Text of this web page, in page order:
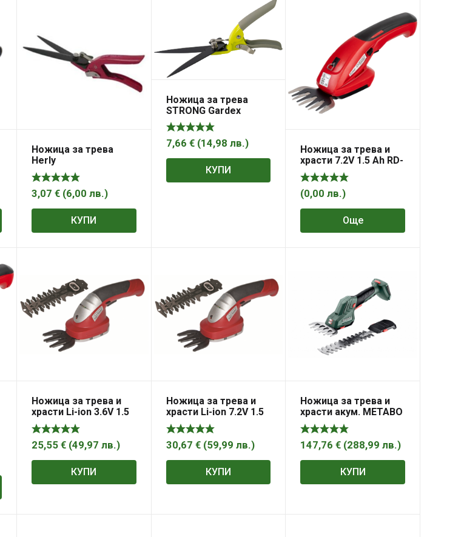
Ножица за трева
Herly
3,07 € (6,00 лв.)
КУПИ
Ножица за трева
STRONG Gardex
7,66 € (14,98 лв.)
КУПИ
Ножица за трева и
храсти 7.2V 1.5 Ah RD-
GSSL04
(0,00лв.)
Още
Ножица за трева и
храсти Li-ion 3.6V 1.5
Ah Raider RD-GSSL01
25,55 € (49,97 лв.)
КУПИ
Ножица за трева и
храсти Li-ion 7.2V 1.5
Ah Raider RD-GSSL02
30,67 € (59,99 лв.)
КУПИ
Ножица за трева и
храсти акум. METABO
SGS 18 Q Solo
147,76€ (288,99лв.)
КУПИ